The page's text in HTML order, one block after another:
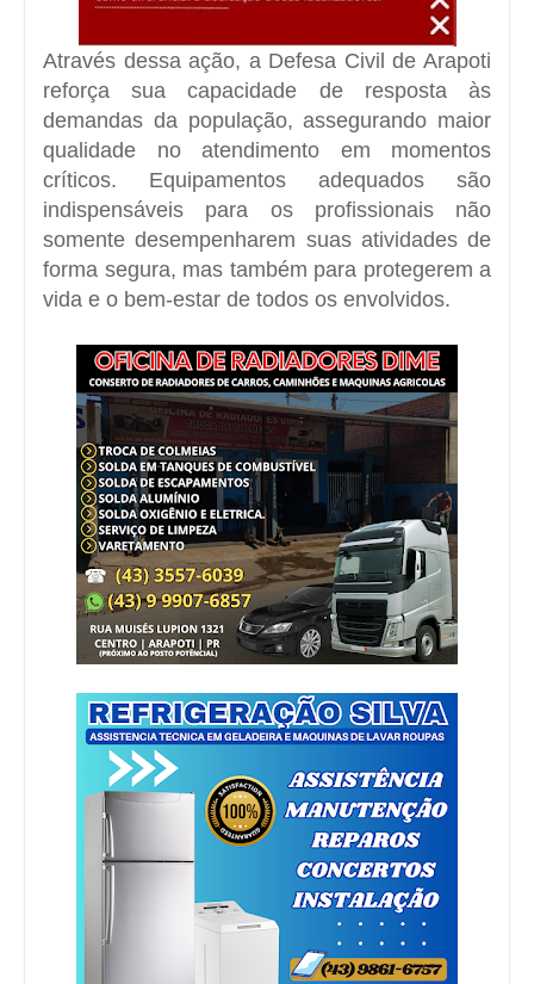
Através dessa ação, a Defesa Civil de Arapoti
reforça sua capacidade de resposta às
demandas da população, assegurando maior
qualidade no atendimento em momentos
críticos. Equipamentos adequados são
indispensáveis para os profissionais não
somente desempenharem suas atividades de
forma segura, mas também para protegerem a
vida e o bem-estar de todos os envolvidos.